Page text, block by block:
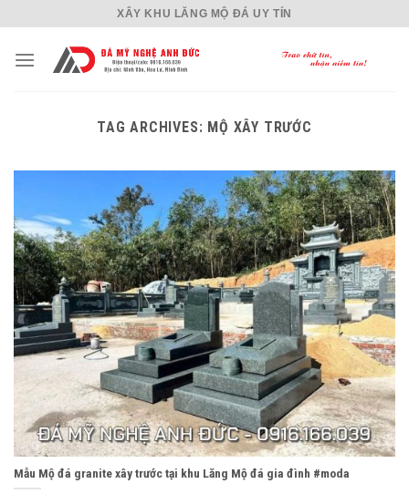
content
XÂY KHU LĂNG MỘ ĐÁ UY TÍN
TAG ARCHIVES: MỘ XÂY TRƯỚC
Mẫu Mộ đá granite xây trước tại khu Lăng Mộ đá gia đình #moda